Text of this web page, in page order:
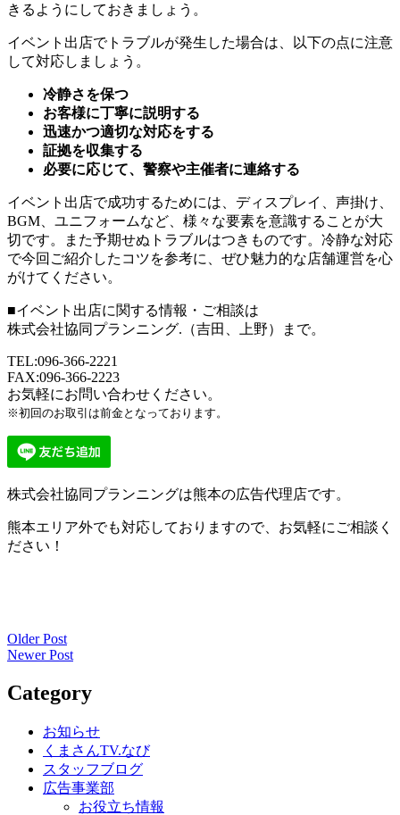
きるようにしておきましょう。
イベント出店でトラブルが発生した場合は、以下の点に注意
して対応しましょう。
冷静さを保つ
お客様に丁寧に説明する
迅速かつ適切な対応をする
証拠を収集する
必要に応じて、警察や主催者に連絡する
イベント出店で成功するためには、ディスプレイ、声掛け、
BGM、ユニフォームなど、様々な要素を意識することが大
切です。また予期せぬトラブルはつきものです。冷静な対応
で今回ご紹介したコツを参考に、ぜひ魅力的な店舗運営を心
がけてください。
■イベント出店に関する情報・ご相談は
株式会社協同プランニング.（吉田、上野）まで。
TEL:096-366-2221
FAX:096-366-2223
お気軽にお問い合わせください。
※初回のお取引は前金となっております。
株式会社協同プランニングは熊本の広告代理店です。
熊本エリア外でも対応しておりますので、お気軽にご相談く
ださい！
投
ナ
Older Post
Newer Post
Category
お知らせ
くまさんTV.なび
スタッフブログ
広告事業部
お役立ち情報